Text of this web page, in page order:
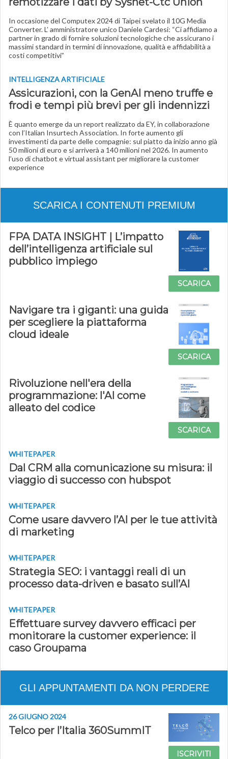
In occasione del Computex 2024 di Taipei svelato il 10G Media
Converter. L’ amministratore unico Daniele Cardesi: “Ci affidiamo a
partner in grado di fornire soluzioni tecnologiche che assicurano i
massimi standard in termini di innovazione, qualità e affidabilità a
costi competitivi”
INTELLIGENZA ARTIFICIALE
Assicurazioni, con la GenAI meno truffe e
frodi e tempi più brevi per gli indennizzi
È quanto emerge da un report realizzato da EY, in collaborazione
con l’Italian Insurtech Association. In forte aumento gli
investimenti da parte delle compagnie: sul piatto da inizio anno già
50 milioni di euro e si arriverà a 140 milioni nel 2026. In aumento
l’uso di chatbot e virtual assistant per migliorare la customer
experience
SCARICA I CONTENUTI PREMIUM
FPA DATA INSIGHT | L’impatto
dell’intelligenza artificiale sul
pubblico impiego
SCARICA
Navigare tra i giganti: una guida
per scegliere la piattaforma
cloud ideale
SCARICA
Rivoluzione nell'era della
programmazione: l'AI come
alleato del codice
SCARICA
WHITEPAPER
Dal CRM alla comunicazione su misura: il
viaggio di successo con hubspot
WHITEPAPER
Come usare davvero l’AI per le tue attività
di marketing
WHITEPAPER
Strategia SEO: i vantaggi reali di un
processo data-driven e basato sull’AI
WHITEPAPER
Effettuare survey davvero efficaci per
monitorare la customer experience: il
caso Groupama
GLI APPUNTAMENTI DA NON PERDERE
26 GIUGNO 2024
Telco per l’Italia 360SummIT
ISCRIVITI